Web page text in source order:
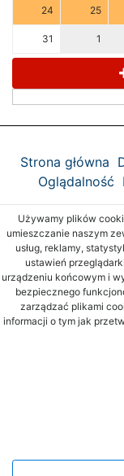
24 25
31 1
Strona główna
Oglądalność
Używamy plików
umieszczanie naszym
usług, reklamy,
ustawień
urządzeniu końcowym i
bezpiecznego
zarządzać plikami
informacji o tym jak